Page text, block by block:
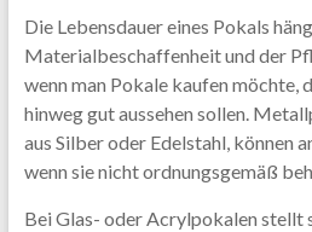
Die Lebensdauer eines Pokals
Materialbeschaffenheit und der
wenn man Pokale kaufen möchte,
hinweg gut aussehen sollen.
aus Silber oder Edelstahl, können
wenn sie nicht ordnungsgemäß
Bei Glas- oder Acrylpokalen stellt